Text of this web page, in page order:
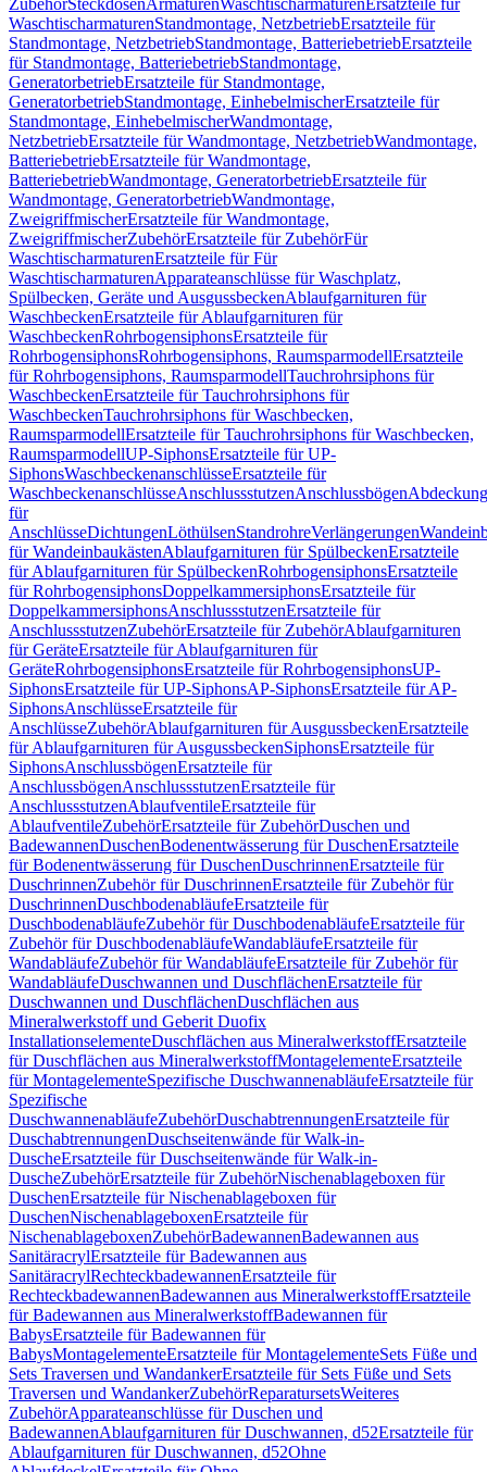
ZubehörSteckdosenArmaturenWaschtischarmaturen Ersatzteile für
WaschtischarmaturenStandmontage, NetzbetriebErsatzteile für
Standmontage, NetzbetriebStandmontage, BatteriebetriebErsatzteile
für Standmontage, BatteriebetriebStandmontage,
GeneratorbetriebErsatzteile für Standmontage,
GeneratorbetriebStandmontage, EinhebelmischerErsatzteile für
Standmontage, EinhebelmischerWandmontage,
NetzbetriebErsatzteile für Wandmontage, NetzbetriebWandmontage,
BatteriebetriebErsatzteile für Wandmontage,
BatteriebetriebWandmontage, GeneratorbetriebErsatzteile für
Wandmontage, GeneratorbetriebWandmontage,
ZweigriffmischerErsatzteile für Wandmontage,
ZweigriffmischerZubehörErsatzteile für ZubehörFür
WaschtischarmaturenErsatzteile für Für
WaschtischarmaturenApparateanschlüsse für Waschplatz,
Spülbecken, Geräte und AusgussbeckenAblaufgarnituren für
WaschbeckenErsatzteile für Ablaufgarnituren für
WaschbeckenRohrbogensiphonsErsatzteile für
RohrbogensiphonsRohrbogensiphons, RaumsparmodellErsatzteile
für Rohrbogensiphons, RaumsparmodellTauchrohrsiphons für
WaschbeckenErsatzteile für Tauchrohrsiphons für
WaschbeckenTauchrohrsiphons für Waschbecken,
RaumsparmodellErsatzteile für Tauchrohrsiphons für Waschbecken,
RaumsparmodellUP-SiphonsErsatzteile für UP-
SiphonsWaschbeckenanschlüsseErsatzteile für
WaschbeckenanschlüsseAnschlussstutzenAnschlussbögen
für
AnschlüsseDichtungenLöthülsenStandrohreVerlängerungen
für WandeinbaukästenAblaufgarnituren für SpülbeckenErsatzteile
für Ablaufgarnituren für SpülbeckenRohrbogensiphonsErsatzteile
für RohrbogensiphonsDoppelkammersiphonsErsatzteile für
DoppelkammersiphonsAnschlussstutzenErsatzteile für
AnschlussstutzenZubehörErsatzteile für ZubehörAblaufgarnituren
für GeräteErsatzteile für Ablaufgarnituren für
GeräteRohrbogensiphonsErsatzteile für RohrbogensiphonsUP-
SiphonsErsatzteile für UP-SiphonsAP-SiphonsErsatzteile für AP-
SiphonsAnschlüsseErsatzteile für
AnschlüsseZubehörAblaufgarnituren für AusgussbeckenErsatzteile
für Ablaufgarnituren für AusgussbeckenSiphonsErsatzteile für
SiphonsAnschlussbögenErsatzteile für
AnschlussbögenAnschlussstutzenErsatzteile für
AnschlussstutzenAblaufventileErsatzteile für
AblaufventileZubehörErsatzteile für ZubehörDuschen und
BadewannenDuschenBodenentwässerung für DuschenErsatzteile
für Bodenentwässerung für DuschenDuschrinnenErsatzteile für
DuschrinnenZubehör für DuschrinnenErsatzteile für Zubehör für
DuschrinnenDuschbodenabläufeErsatzteile für
DuschbodenabläufeZubehör für DuschbodenabläufeErsatzteile für
Zubehör für DuschbodenabläufeWandabläufeErsatzteile für
WandabläufeZubehör für WandabläufeErsatzteile für Zubehör für
WandabläufeDuschwannen und DuschflächenErsatzteile für
Duschwannen und DuschflächenDuschflächen aus
Mineralwerkstoff und Geberit Duofix
InstallationselementeDuschflächen aus MineralwerkstoffErsatzteile
für Duschflächen aus MineralwerkstoffMontagelementeErsatzteile
für MontagelementeSpezifische DuschwannenabläufeErsatzteile für
Spezifische
DuschwannenabläufeZubehörDuschabtrennungenErsatzteile für
DuschabtrennungenDuschseitenwände für Walk-in-
DuscheErsatzteile für Duschseitenwände für Walk-in-
DuscheZubehörErsatzteile für ZubehörNischenablageboxen für
DuschenErsatzteile für Nischenablageboxen für
DuschenNischenablageboxenErsatzteile für
NischenablageboxenZubehörBadewannenBadewannen aus
SanitäracrylErsatzteile für Badewannen aus
SanitäracrylRechteckbadewannenErsatzteile für
RechteckbadewannenBadewannen aus MineralwerkstoffErsatzteile
für Badewannen aus MineralwerkstoffBadewannen für
BabysErsatzteile für Badewannen für
BabysMontagelementeErsatzteile für MontagelementeSets Füße und
Sets Traversen und WandankerErsatzteile für Sets Füße und Sets
Traversen und WandankerZubehörReparatursetsWeiteres
ZubehörApparateanschlüsse für Duschen und
BadewannenAblaufgarnituren für Duschwannen, d52Ersatzteile für
Ablaufgarnituren für Duschwannen, d52Ohne